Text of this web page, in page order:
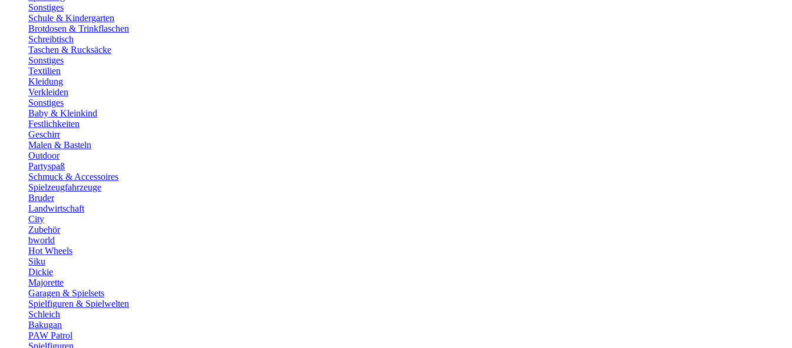
Sonstiges
Schule & Kindergarten
Brotdosen & Trinkflaschen
Schreibtisch
Taschen & Rucksäcke
Sonstiges
Textilien
Kleidung
Verkleiden
Sonstiges
Baby & Kleinkind
Festlichkeiten
Geschirr
Malen & Basteln
Outdoor
Partyspaß
Schmuck & Accessoires
Spielzeugfahrzeuge
Bruder
Landwirtschaft
City
Zubehör
bworld
Hot Wheels
Siku
Dickie
Majorette
Garagen & Spielsets
Spielfiguren & Spielwelten
Schleich
Bakugan
PAW Patrol
Spielfiguren